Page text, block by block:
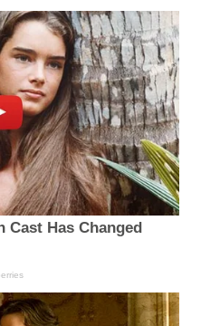
Cast Has Changed